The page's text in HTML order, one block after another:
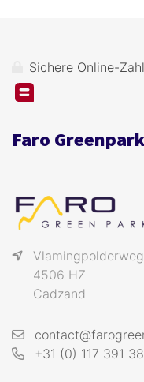
Sichere Online-
Faro
4506 HZ
Cadzand
+31 (0) 117 391